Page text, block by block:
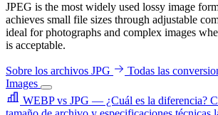
JPEG is the most widely used lossy image
achieves small file sizes through adjustable
ideal for photographs and complex images
is acceptable.
Sobre los archivos JPG
Todas las
Images
WEBP vs JPG — ¿Cuál es la diferencia?